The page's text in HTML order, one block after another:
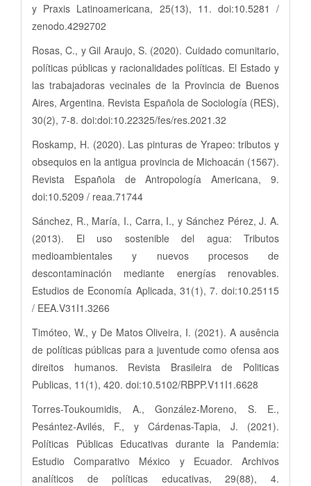
y Praxis Latinoamericana, 25(13), 11. doi:10.5281 /
zenodo.4292702
Rosas, C., y Gil Araujo, S. (2020). Cuidado comunitario,
políticas públicas y racionalidades políticas. El Estado y
las trabajadoras vecinales de la Provincia de Buenos
Aires, Argentina. Revista Española de Sociología (RES),
30(2), 7-8. doi:doi:10.22325/fes/res.2021.32
Roskamp, H. (2020). Las pinturas de Yrapeo: tributos y
obsequios en la antigua provincia de Michoacán (1567).
Revista Española de Antropología Americana, 9.
doi:10.5209 / reaa.71744
Sánchez, R., María, I., Carra, I., y Sánchez Pérez, J. A.
(2013). El uso sostenible del agua: Tributos
medioambientales y nuevos procesos de
descontaminación mediante energías renovables.
Estudios de Economía Aplicada, 31(1), 7. doi:10.25115
/ EEA.V31I1.3266
Timóteo, W., y De Matos Oliveira, I. (2021). A ausência
de políticas públicas para a juventude como ofensa aos
direitos humanos. Revista Brasileira de Politicas
Publicas, 11(1), 420. doi:10.5102/RBPP.V11I1.6628
Torres-Toukoumidis, A., González-Moreno, S. E.,
Pesántez-Avilés, F., y Cárdenas-Tapia, J. (2021).
Políticas Públicas Educativas durante la Pandemia:
Estudio Comparativo México y Ecuador. Archivos
analíticos de políticas educativas, 29(88), 4.